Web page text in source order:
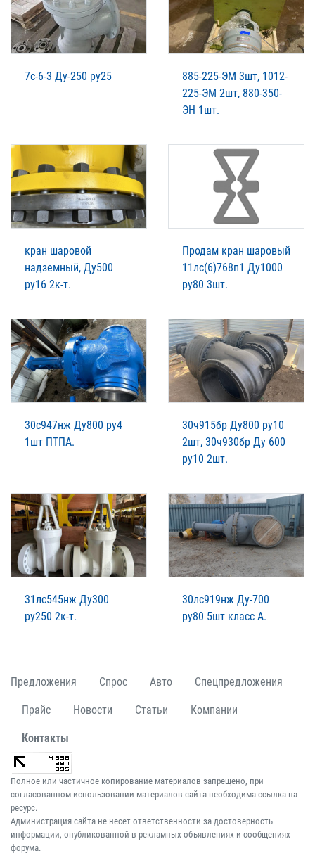
7с-6-3 Ду-250 ру25
885-225-ЭМ 3шт, 1012-
225-ЭМ 2шт, 880-350-
ЭН 1шт.
кран шаровой
надземный, Ду500
ру16 2к-т.
Продам кран шаровый
11лс(6)768п1 Ду1000
ру80 3шт.
30с947нж Ду800 ру4
1шт ПТПА.
30ч915бр Ду800 ру10
2шт, 30ч930бр Ду 600
ру10 2шт.
31лс545нж Ду300
ру250 2к-т.
30лс919нж Ду-700
ру80 5шт класс А.
Предложения Спрос Авто Спецпредложения
Прайс Новости Статьи Компании
Контакты
Полное или частичное копирование материалов запрещено, при
согласованном использовании материалов сайта необходима ссылка на
ресурс.
Администрация сайта не несет ответственности за достоверность
информации, опубликованной в рекламных объявлениях и сообщениях
форума.